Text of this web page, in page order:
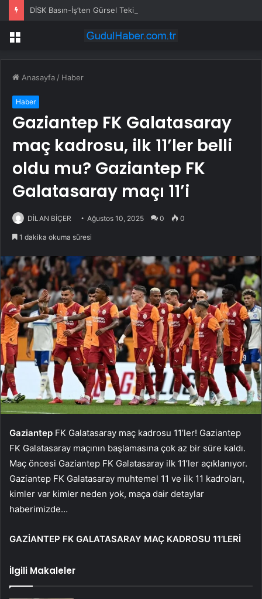
Menü
Anasayfa / Haber
Haber
Gaziantep FK Galatasaray
maç kadrosu, ilk 11’ler belli
oldu mu? Gaziantep FK
Galatasaray maçı 11’i
DİLAN BİÇER Ağustos 10, 2025 0 0
1 dakika okuma süresi
Gaziantep FK Galatasaray maç kadrosu 11’ler! Gaziantep
FK Galatasaray maçının başlamasına çok az bir süre kaldı.
Maç öncesi Gaziantep FK Galatasaray ilk 11’ler açıklanıyor.
Gaziantep FK Galatasaray muhtemel 11 ve ilk 11 kadroları,
kimler var kimler neden yok, maça dair detaylar
haberimizde…
GAZİANTEP FK GALATASARAY MAÇ KADROSU 11’LERİ
İlgili Makaleler